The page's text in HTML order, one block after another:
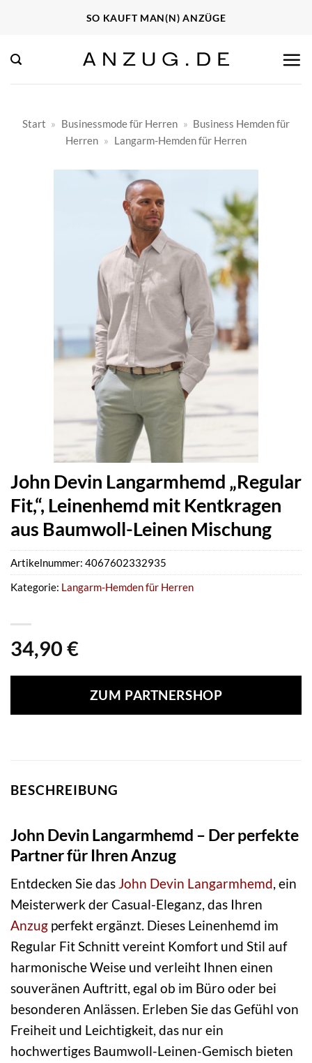
springen
SO KAUFT MAN(N) ANZÜGE
Start » Businessmode für Herren » Business Hemden für
Herren » Langarm-Hemden für Herren
John Devin Langarmhemd „Regular
Fit,“, Leinenhemd mit Kentkragen
aus Baumwoll-Leinen Mischung
34,90 €
ZUM PARTNERSHOP
Artikelnummer: 4067602332935
Kategorie: Langarm-Hemden für Herren
BESCHREIBUNG
John Devin Langarmhemd – Der perfekte
Partner für Ihren Anzug
Entdecken Sie das John Devin Langarmhemd, ein
Meisterwerk der Casual-Eleganz, das Ihren
Anzug perfekt ergänzt. Dieses Leinenhemd im
Regular Fit Schnitt vereint Komfort und Stil auf
harmonische Weise und verleiht Ihnen einen
souveränen Auftritt, egal ob im Büro oder bei
besonderen Anlässen. Erleben Sie das Gefühl von
Freiheit und Leichtigkeit, das nur ein
hochwertiges Baumwoll-Leinen-Gemisch bieten